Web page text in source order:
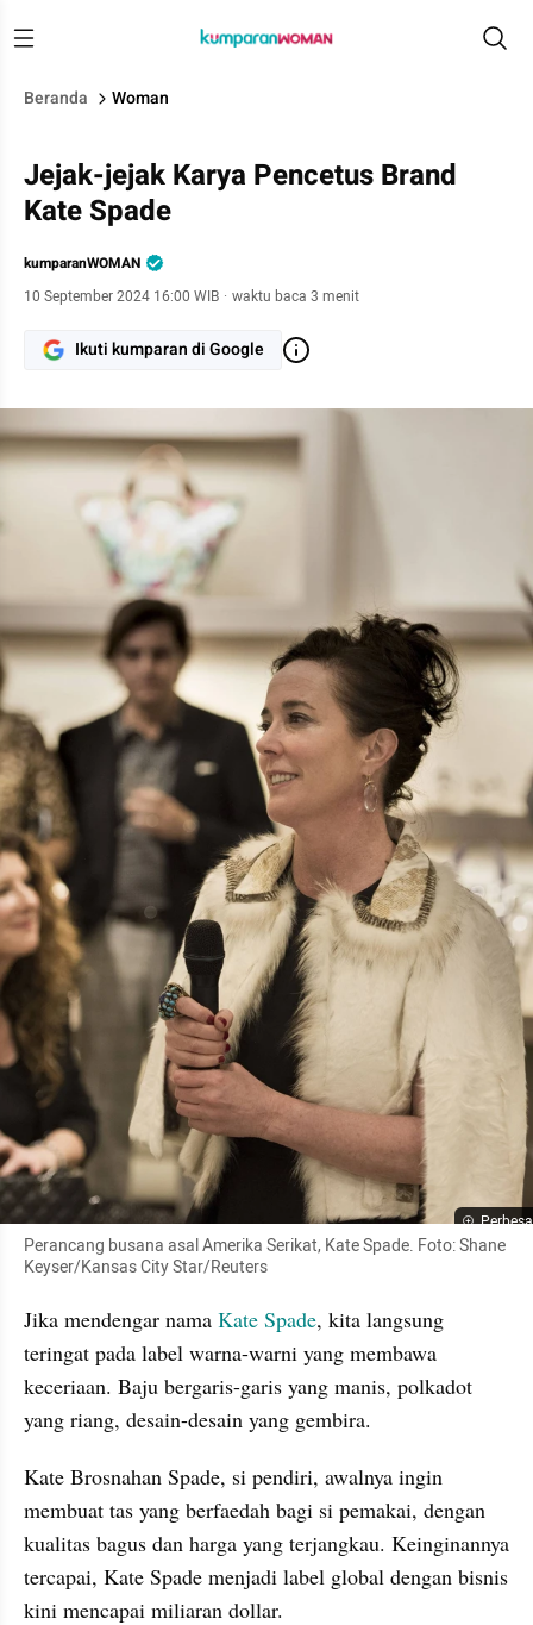
Beranda Woman
Jejak-jejak Karya Pencetus Brand
Kate Spade
kumparanWOMAN
10 September 2024 16:00 WIB · waktu baca 3 menit
Ikuti kumparan di Google
Perancang busana asal Amerika Serikat, Kate Spade. Foto: Shane
Keyser/Kansas City Star/Reuters
Jika mendengar nama Kate Spade, kita langsung
teringat pada label warna-warni yang membawa
keceriaan. Baju bergaris-garis yang manis, polkadot
yang riang, desain-desain yang gembira.
Kate Brosnahan Spade, si pendiri, awalnya ingin
membuat tas yang berfaedah bagi si pemakai, dengan
kualitas bagus dan harga yang terjangkau. Keinginannya
tercapai, Kate Spade menjadi label global dengan bisnis
kini mencapai miliaran dollar.